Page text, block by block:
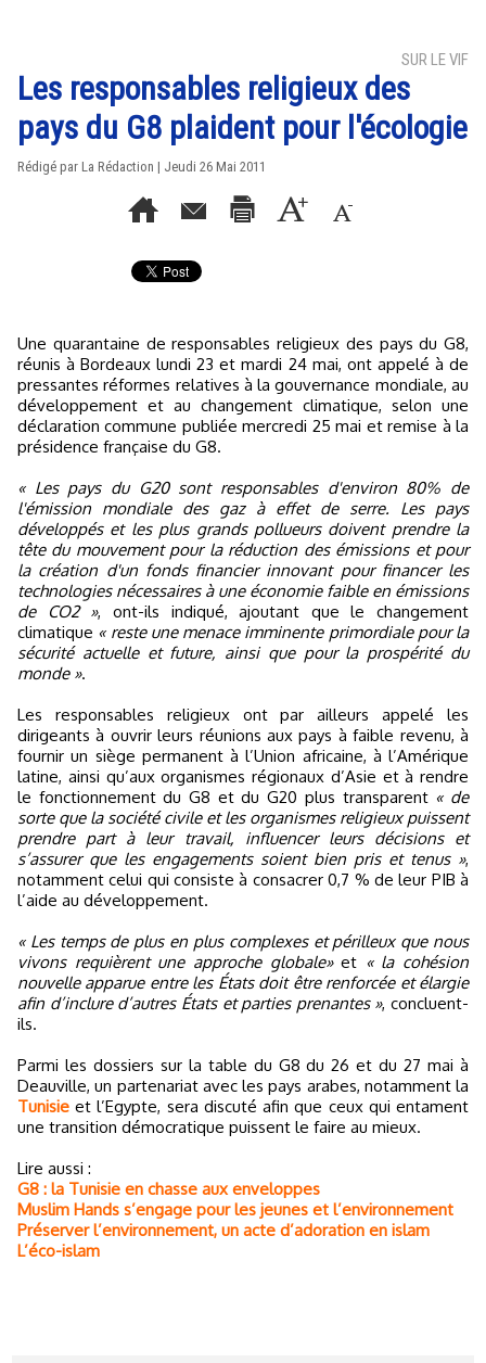
SUR LE VIF
Les responsables religieux des
pays du G8 plaident pour l'écologie
Rédigé par La Rédaction | Jeudi 26 Mai 2011
Une quarantaine de responsables religieux des pays du G8,
réunis à Bordeaux lundi 23 et mardi 24 mai, ont appelé à de
pressantes réformes relatives à la gouvernance mondiale, au
développement et au changement climatique, selon une
déclaration commune publiée mercredi 25 mai et remise à la
présidence française du G8.
« Les pays du G20 sont responsables d'environ 80% de
l'émission mondiale des gaz à effet de serre. Les pays
développés et les plus grands pollueurs doivent prendre la
tête du mouvement pour la réduction des émissions et pour
la création d'un fonds financier innovant pour financer les
technologies nécessaires à une économie faible en émissions
de CO2 », ont-ils indiqué, ajoutant que le changement
climatique « reste une menace imminente primordiale pour la
sécurité actuelle et future, ainsi que pour la prospérité du
monde ».
Les responsables religieux ont par ailleurs appelé les
dirigeants à ouvrir leurs réunions aux pays à faible revenu, à
fournir un siège permanent à l’Union africaine, à l’Amérique
latine, ainsi qu’aux organismes régionaux d’Asie et à rendre
le fonctionnement du G8 et du G20 plus transparent « de
sorte que la société civile et les organismes religieux puissent
prendre part à leur travail, influencer leurs décisions et
s’assurer que les engagements soient bien pris et tenus »,
notamment celui qui consiste à consacrer 0,7 % de leur PIB à
l’aide au développement.
« Les temps de plus en plus complexes et périlleux que nous
vivons requièrent une approche globale»et « la cohésion
nouvelle apparue entre les États doit être renforcée et élargie
afin d’inclure d’autres États et parties prenantes », concluent-
ils.
Parmi les dossiers sur la table du G8 du 26 et du 27 mai à
Deauville, un partenariat avec les pays arabes, notamment la
Tunisie et l’Egypte, sera discuté afin que ceux qui entament
une transition démocratique puissent le faire au mieux.
Lire aussi :
G8 : la Tunisie en chasse aux enveloppes
Muslim Hands s’engage pour les jeunes et l’environnement
Préserver l’environnement, un acte d’adoration en islam
L’éco-islam